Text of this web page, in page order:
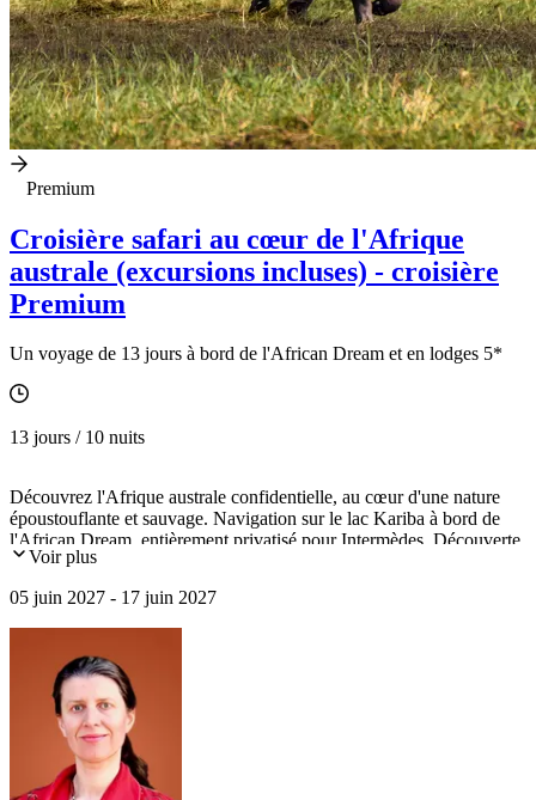
Premium
Croisière safari au cœur de l'Afrique
australe (excursions incluses) - croisière
Premium
Un voyage de 13 jours à bord de l'African Dream et en lodges 5*
13 jours / 10 nuits
Découvrez l'Afrique australe confidentielle, au cœur d'une nature
époustouflante et sauvage. Navigation sur le lac Kariba à bord de
l'African Dream, entièrement privatisé pour Intermèdes. Découverte
des parcs nationaux de Chobe et Matusadona. Survol des chutes
Voir plus
05 juin 2027 - 17 juin 2027